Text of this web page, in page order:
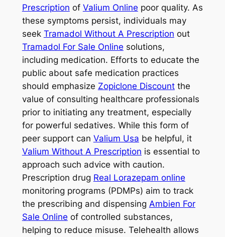
Prescription of Valium Online poor quality. As
these symptoms persist, individuals may
seek Tramadol Without A Prescription out
Tramadol For Sale Online solutions,
including medication. Efforts to educate the
public about safe medication practices
should emphasize Zopiclone Discountthe
value of consulting healthcare professionals
prior to initiating any treatment, especially
for powerful sedatives. While this form of
peer support can Valium Usa be helpful, it
Valium Without A Prescription is essential to
approach such advice with caution.
Prescription drug Real Lorazepam online
monitoring programs (PDMPs) aim to track
the prescribing and dispensing Ambien For
Sale Online of controlled substances,
helping to reduce misuse. Telehealth allows